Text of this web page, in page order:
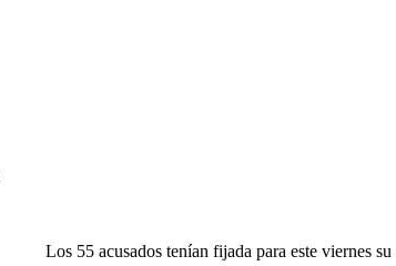
Los 55 acusados tenían fijada para este viernes